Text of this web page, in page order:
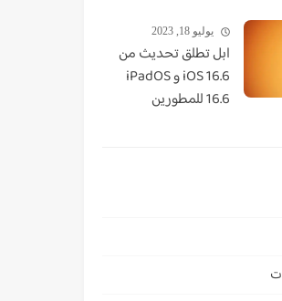
يوليو 18, 2023
ابل تطلق تحديث من
iOS 16.6 و iPadOS
16.6 للمطورين